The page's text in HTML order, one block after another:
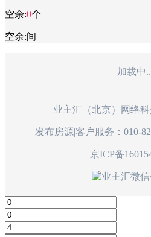
空余:0个
空余:间
加载中
业主汇（北京）网络
发布房源|客户服务：010-
京ICP备